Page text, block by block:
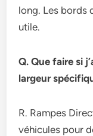
long. Les bords
utile.
Q. Que faire si
largeur
R. Rampes
véhicules pour